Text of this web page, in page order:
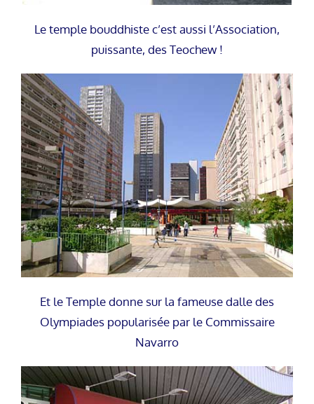
Le temple bouddhiste c’est aussi l’Association,
puissante, des Teochew !
Et le Temple donne sur la fameuse dalle des
Olympiades popularisée par le Commissaire
Navarro